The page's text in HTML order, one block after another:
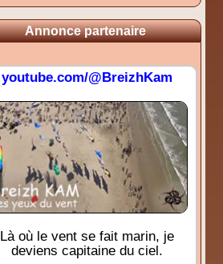
Annonce partenaire
youtube.com/@BreizhKam
Là où le vent se fait marin, je
deviens capitaine du ciel.